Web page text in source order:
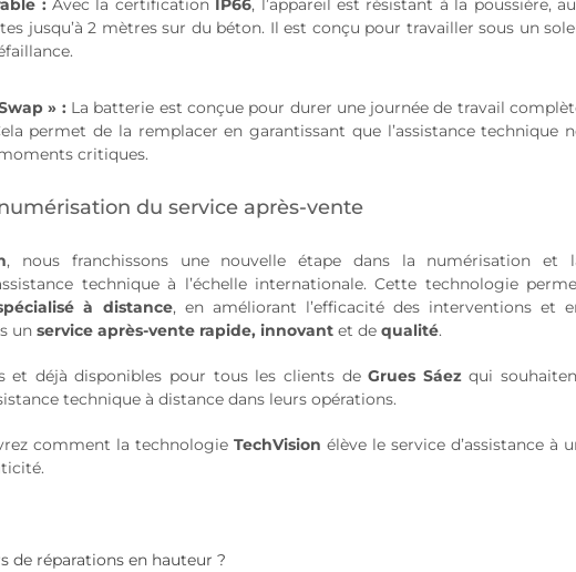
: Avec la certification IP66, l’appareil est résistant à la poussière,
jusqu’à 2 mètres sur du béton. Il est conçu pour travailler sous un
» : La batterie est conçue pour durer une journée de travail
permet de la remplacer en garantissant que l’assistance technique
critiques.
du service après-vente
, nous franchissons une nouvelle étape dans la numérisation et
technique à l’échelle internationale. Cette technologie
à distance, en améliorant l’efficacité des interventions et
un service après-vente rapide, innovant et de qualité.
et déjà disponibles pour tous les clients deGrues Sáezqui
technique à distance dans leurs opérations.
comment la technologie TechVision élève le service d’assistance à
de réparations en hauteur ?